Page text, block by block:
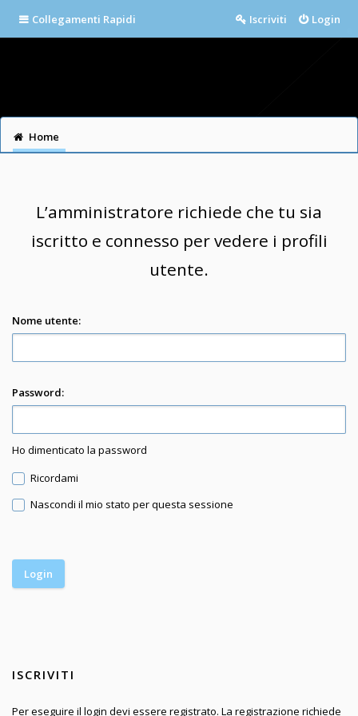
Collegamenti Rapidi Login
Iscriviti
Home
L’amministratore richiede che tu sia
iscritto e connesso per vedere i profili
utente.
Nome utente:
Password:
Ho dimenticato la password
Ricordami
Nascondi il mio stato per questa sessione
ISCRIVITI
Per eseguire il login devi essere registrato. La registrazione richiede